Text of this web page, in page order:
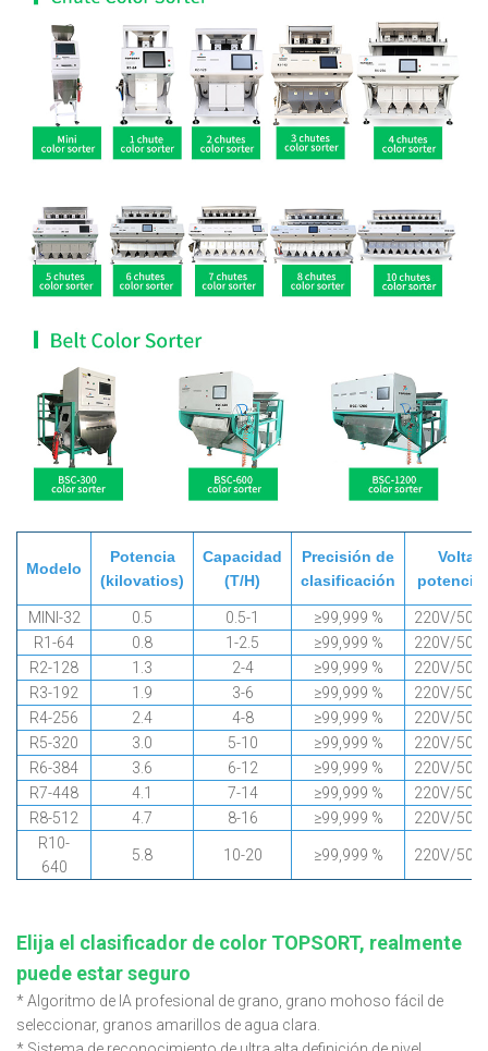
Modelo
Potencia
(kilovatios)
Capacidad
(T/H)
Precisión de
clasificación
potencia
MINI-32 0.5 0.5-1 ≥99,999 %
220V/
R1-64
0.8 1-2.5 ≥99,999 %
220V/
R2-128
1.3 2-4 ≥99,999 %
220V/
R3-192
1.9 3-6 ≥99,999 %
220V/
R4-256
2.4 4-8 ≥99,999 %
220V/
R5-320
3.0 5-10 ≥99,999 %
220V/
R6-384
3.6 6-12 ≥99,999 %
220V/
R7-448
4.1 7-14 ≥99,999 %
220V/
R8-512
4.7 8-16 ≥99,999 %
220V/
R10-
640
5.8 10-20 ≥99,999 % 220V/
Elija el clasificador de color TOPSORT, realmente
puede estar seguro
* Algoritmo de IA profesional de grano, grano mohoso fácil de
seleccionar, granos amarillos de agua clara.